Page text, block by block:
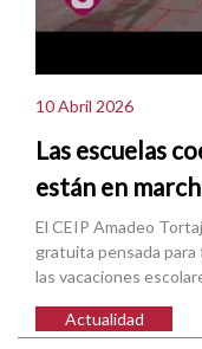
10 Abril 2026
Las escuelas
están en
El CEIP Amadeo
gratuita pensada
las vacaciones
Actualidad